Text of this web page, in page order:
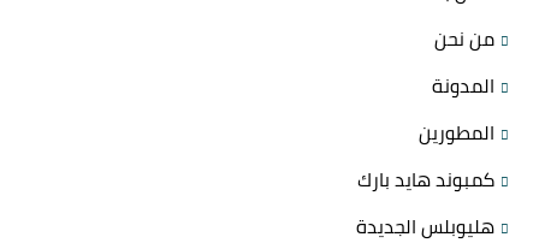
من نحن
المدونة
المطورين
كمبوند هايد بارك
هليوبلس الجديدة